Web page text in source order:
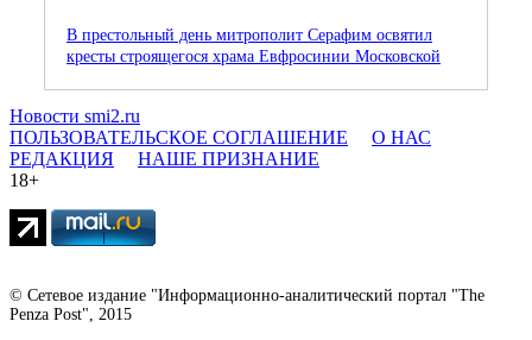
В престольный день митрополит Серафим освятил
кресты строящегося храма Евфросинии Московской
Новости smi2.ru
ПОЛЬЗОВАТЕЛЬСКОЕ СОГЛАШЕНИЕ
О НАС
РЕДАКЦИЯ
НАШЕ ПРИЗНАНИЕ
18+
© Сетевое издание "Информационно-аналитический портал "The
Penza Post", 2015